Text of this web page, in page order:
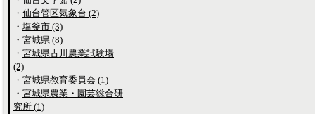
・ 仙台管区気象台 (2)
・ 塩釜市 (3)
・ 宮城県 (8)
・ 宮城県古川農業試験場
(2)
・ 宮城県教育委員会 (1)
・ 宮城県農業・園芸総合研
究所 (1)